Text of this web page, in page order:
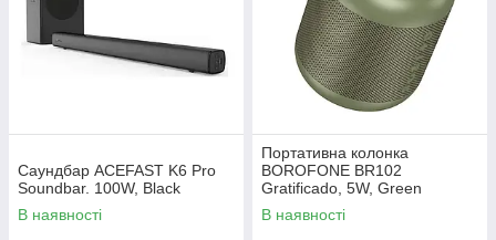
Саундбар ACEFAST K6 Pro
Soundbar. 100W, Black
В наявності
Портативна колонка
BOROFONE BR102
Gratificado, 5W, Green
В наявності